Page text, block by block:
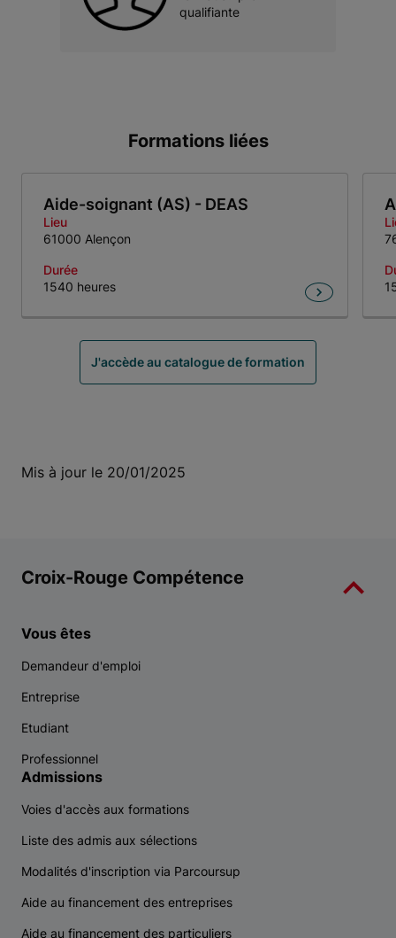
qualifiante
Formations liées
Aide-soignant (AS) - DEAS
Lieu
61000 Alençon
Durée
1540 heures
J'accède au catalogue de formation
Mis à jour le 20/01/2025
Croix-Rouge Compétence
Vous êtes
Demandeur d'emploi
Entreprise
Etudiant
Professionnel
Admissions
Voies d'accès aux formations
Liste des admis aux sélections
Modalités d'inscription via Parcoursup
Aide au financement des entreprises
Aide au financement des particuliers